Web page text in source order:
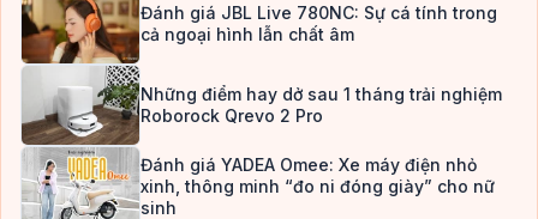
Đánh giá JBL Live 780NC: Sự cá tính trong
cả ngoại hình lẫn chất âm
Những điểm hay dở sau 1 tháng trải nghiệm
Roborock Qrevo 2 Pro
Đánh giá YADEA Omee: Xe máy điện nhỏ
xinh, thông minh “đo ni đóng giày” cho nữ
sinh